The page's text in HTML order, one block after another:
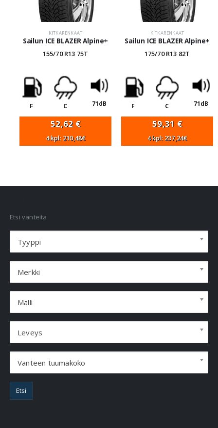
KITKARENKAAT
Sailun ICE BLAZER Alpine+
155/70 R13 75T
F C 71dB
52,62 €
4 kpl: 210,48€
KITKARENKAAT
Sailun ICE BLAZER Alpine+
175/70 R13 82T
F C 71dB
59,31 €
4 kpl: 237,24€
Etsi vanteita
Tyyppi
Merkki
Malli
Leveys
Vanteen tuumakoko
Etsi